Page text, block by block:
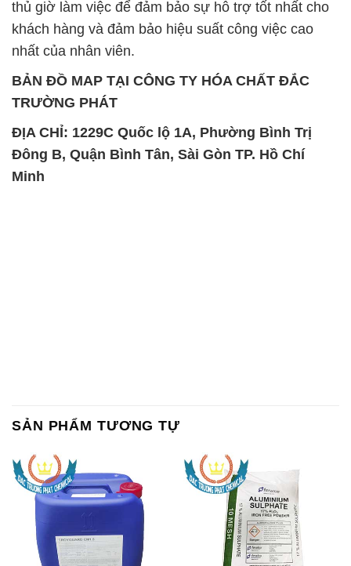
TRƯỜNG PHÁT
ĐỊA CHỈ: 1229C Quốc lộ 1A, Phường Bình Trị
Đông B, Quận Bình Tân, Sài Gòn TP. Hồ Chí
Minh
Chất Bảo Quản CMIT Thái
Lan Thailand
Phèn Nhôm – Al2(SO4)3 17%
Ấn Độ India